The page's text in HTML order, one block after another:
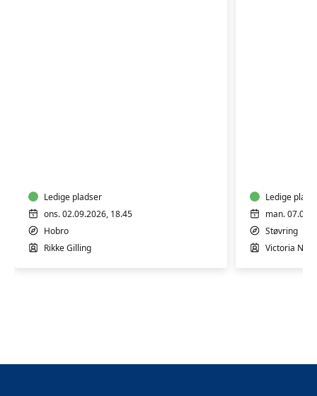
Ledige pladser
ons. 02.09.2026, 18.45
Hobro
Rikke Gilling
Ledige
man.
Støvring
Victoria Nord